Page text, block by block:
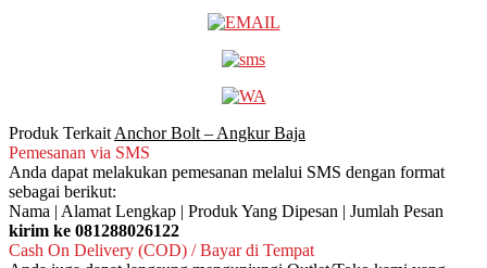
Produk Terkait Anchor Bolt – Angkur Baja
Pemesanan via SMS
Anda dapat melakukan pemesanan melalui SMS dengan format
sebagai berikut:
Nama | Alamat Lengkap | Produk Yang Dipesan | Jumlah Pesan
kirim ke 081288026122
Cash On Delivery (COD) / Bayar di Tempat